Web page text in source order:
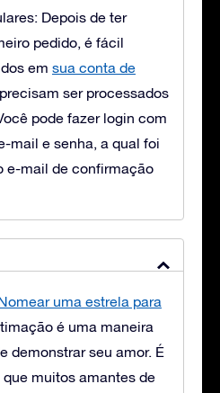
Depois de ter
pedido, é fácil
em sua conta de
ser processados
pode fazer login com
mail e senha, a qual foi
e-mail de confirmação
uma estrela para
é uma maneira
demonstrar seu amor. É
muitos amantes de